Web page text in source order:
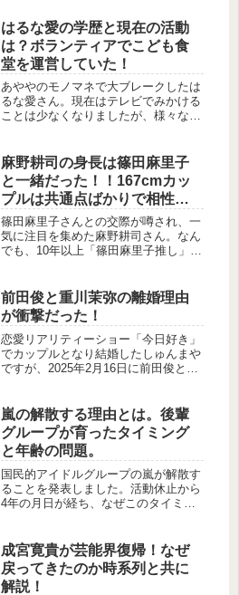
はるな愛の学歴と現在の活動
は？ボランティアでこども食
堂を運営していた！
あややのモノマネで大ブレークしたは
るな愛さん。現在はテレビでみかける
ことは少なくなりましたが、様々な活
べてみました！はるな愛の学歴大阪市
立長原小学校幼少期から「女の子のア
イ...
麻野耕司の身長は篠田麻里子
と一緒だった！！167cmカッ
プルは共通点ばかりで相性抜
群。
篠田麻里子さんとの交際が噂され、一
気に注目を集めた麻野耕司さん。なん
でも、10年以上「篠田麻里子推し」だ
の推しを射止めた麻野耕司さんの身長
について調べてみました。麻野耕司
の...
前田俊と重川茉弥の離婚理由
が衝撃だった！
恋愛リアリティーショー「今日好き」
でカップルとなり結婚したしゅんまや
ですが、2025年2月16日に前田俊と重
うか。今回はお二人の離婚理由につい
て徹底調査してみました。前田俊...
嵐の解散する理由とは。後輩
グループが育ったタイミング
と年齢の問題。
国民的アイドルグループの嵐が解散す
ることを発表しました。活動休止から
4年の月日が経ち、なぜこのタイミン
嵐の解散する理由と解散発表のタイミ
ングについて考察していきたいと思い
ま...
成宮寛貴が芸能界復帰！なぜ
戻ってきたのか時系列と共に
解説！